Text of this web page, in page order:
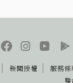
新聞授權 服務條
聯